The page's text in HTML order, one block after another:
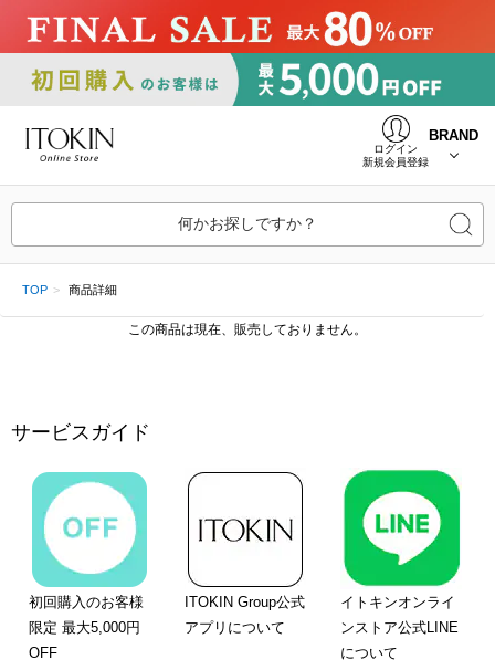
ログイン
新規会員登録
BRAND
何かお探しですか？
TOP 商品詳細
この商品は現在、販売しておりません。
サービスガイド
初回購入のお客様
限定 最大5,000円
OFF
ITOKIN Group公式
アプリについて
イトキンオンライ
ンストア公式LINE
について